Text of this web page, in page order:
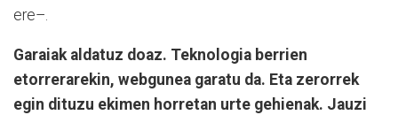
ere–.
Garaiak aldatuz doaz. Teknologia berrien
etorrerarekin, webgunea garatu da. Eta zerorrek
egin dituzu ekimen horretan urte gehienak. Jauzi